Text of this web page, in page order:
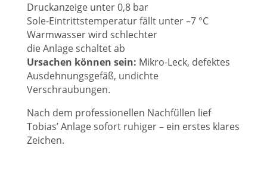
Druckanzeige unter 0,8 bar
Sole-Eintrittstemperatur fällt unter –7 °C
Warmwasser wird schlechter
die Anlage schaltet ab
Ursachen können sein: Mikro-Leck, defektes
Ausdehnungsgefäß, undichte
Verschraubungen.
Nach dem professionellen Nachfüllen lief
Tobias’ Anlage sofort ruhiger – ein erstes klares
Zeichen.